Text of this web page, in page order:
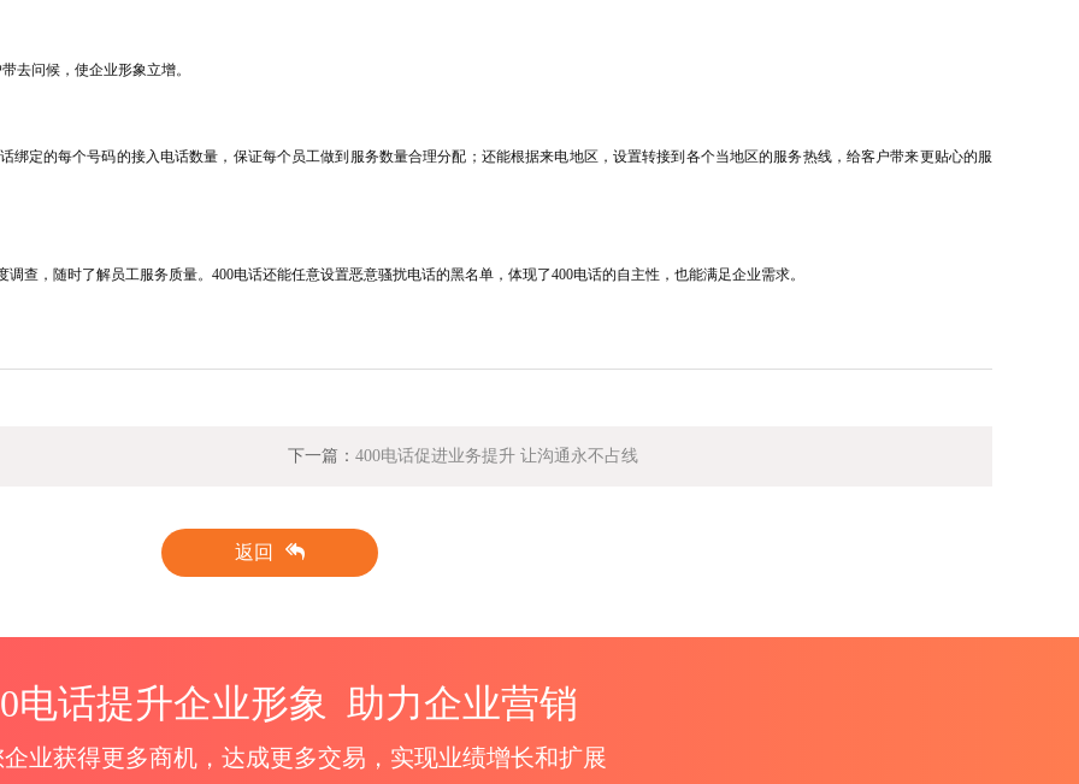
去问候，使企业形象立增。
绑定的每个号码的接入电话数量， 保证每个员工做到服务数量合理分配； 还能根据来电地区， 设置转接到各个当地区的服务热线，给客户带来更贴心的服
调查，随时了解员工服务质量。400电话还能任意设置恶意骚扰电话的黑名单，体现了400电话的自主性， 也能满足企业需求。
下一篇： 400电话促进业务提升 让沟通永不占线
返回
电话提升企业形象 助力企业营销
业获得更多商机，达成更多交易，实现业绩增长和扩展